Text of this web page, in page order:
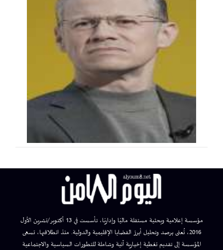
مؤسسة إعلامية وبحثية مستقلة ماليًا وإداريًا، تأسست في 13 أكتوبر/تشرين الأول
2016، تُعنى برصد وتحليل أبرز القضايا الإقليمية والدولية. منذ انطلاقتها، تسعى
المؤسسة إلى تقديم تغطية إخبارية آنية وشاملة للتطورات السياسية والاجتماعية